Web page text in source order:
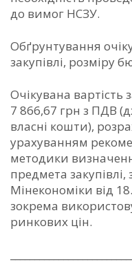
до вимог НСЗУ.
Обґрунтування
закупівлі, розміру
Очікувана вартість
7 866,67 грн з ПДВ
власні кошти),
урахуванням
методики
предмета
Мінекономіки від
зокрема
ринкових цін.